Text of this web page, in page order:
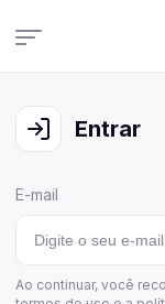
Veja todas as
Últimos
Veja quem já
Área de
Entrar
E-mail
Ao continuar, você